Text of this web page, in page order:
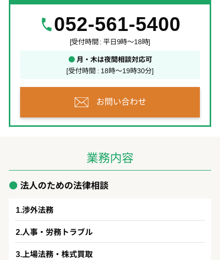
052-561-5400
[受付時間 : 平日9時～18時]
●月・木は夜間相談対応可
[受付時間 : 18時～19時30分]
お問い合わせ
業務内容
法人のための法律相談
渉外法務
人事・労務トラブル
上場法務・株式買取